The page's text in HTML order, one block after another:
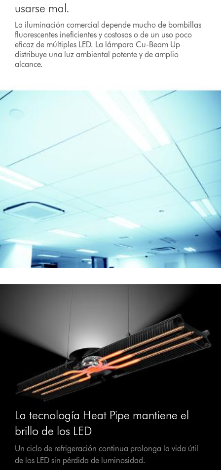
usarse mal.
La iluminación comercial depende mucho de bombillas
fluorescentes ineficientes y costosas o de un uso poco
eficaz de múltiples LED. La lámpara Cu-Beam Up
distribuye una luz ambiental potente y de amplio
alcance.
La tecnología Heat Pipe mantiene el
brillo de los LED
Un ciclo de refrigeración continua prolonga la vida útil
de los LED sin pérdida de luminosidad.